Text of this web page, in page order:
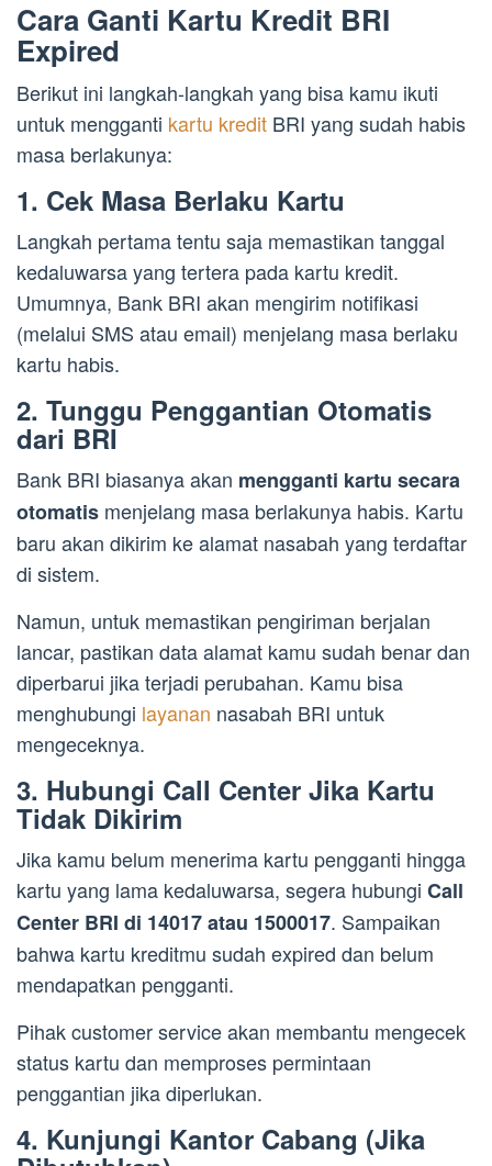
Cara Ganti Kartu Kredit BRI
Expired
Berikut ini langkah-langkah yang bisa kamu ikuti
untuk mengganti kartu kredit BRI yang sudah habis
masa berlakunya:
1. Cek Masa Berlaku Kartu
Langkah pertama tentu saja memastikan tanggal
kedaluwarsa yang tertera pada kartu kredit.
Umumnya, Bank BRI akan mengirim notifikasi
(melalui SMS atau email) menjelang masa berlaku
kartu habis.
2. Tunggu Penggantian Otomatis
dari BRI
Bank BRI biasanya akan mengganti kartu secara
otomatis menjelang masa berlakunya habis. Kartu
baru akan dikirim ke alamat nasabah yang terdaftar
di sistem.
Namun, untuk memastikan pengiriman berjalan
lancar, pastikan data alamat kamu sudah benar dan
diperbarui jika terjadi perubahan. Kamu bisa
menghubungi layanan nasabah BRI untuk
mengeceknya.
3. Hubungi Call Center Jika Kartu
Tidak Dikirim
Jika kamu belum menerima kartu pengganti hingga
kartu yang lama kedaluwarsa, segera hubungi Call
Center BRI di 14017 atau 1500017. Sampaikan
bahwa kartu kreditmu sudah expired dan belum
mendapatkan pengganti.
Pihak customer service akan membantu mengecek
status kartu dan memproses permintaan
penggantian jika diperlukan.
4. Kunjungi Kantor Cabang (Jika